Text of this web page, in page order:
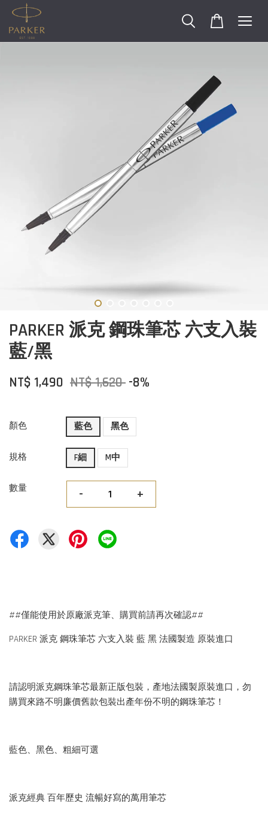
PARKER 派克 鋼珠筆芯 六支入裝
藍/黑
NT$ 1,490 NT$ 1,620 -8%
顏色 藍色 黑色
規格 F細 M中
數量 - +
##僅能使用於原廠派克筆、購買前請再次確認##
PARKER 派克 鋼珠筆芯 六支入裝 藍 黑 法國製造 原裝進口
請認明派克鋼珠筆芯最新正版包裝，產地法國製原裝進口，勿
購買來路不明廉價舊款包裝出產年份不明的鋼珠筆芯！
藍色、黑色、粗細可選
派克經典 百年歷史 流暢好寫的萬用筆芯